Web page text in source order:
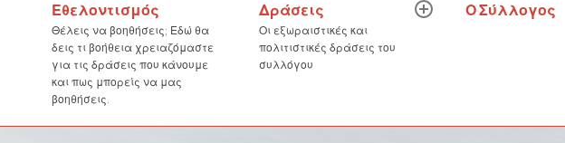
Εθελοντισμός
Θέλεις να βοηθήσεις; Εδώ θα
δεις τι βοήθεια χρειαζόμαστε
για τις δράσεις που κάνουμε
και πως μπορείς να μας
βοηθήσεις.
Δράσεις
Οι εξωραιστικές και
πολιτιστικές δράσεις του
συλλόγου
expandΟ Σύλλογος